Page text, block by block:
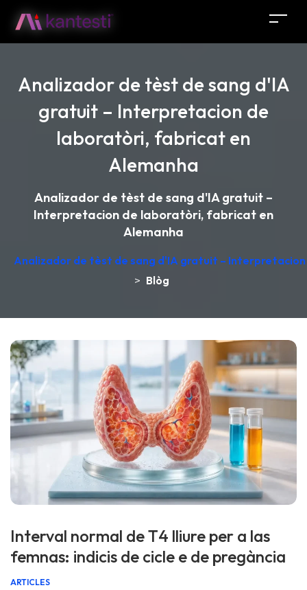
Analizador de tèst de sang d'IA
gratuit – Interpretacion de
laboratòri, fabricat en
Alemanha
Analizador de tèst de sang d'IA gratuit –
Interpretacion de laboratòri, fabricat en
Alemanha
Analizador de tèst de sang d'IA gratuit –
> Blòg
Interval normal de T4 lliure per a las
femnas: indicis de cicle e de pregància
ARTICLES